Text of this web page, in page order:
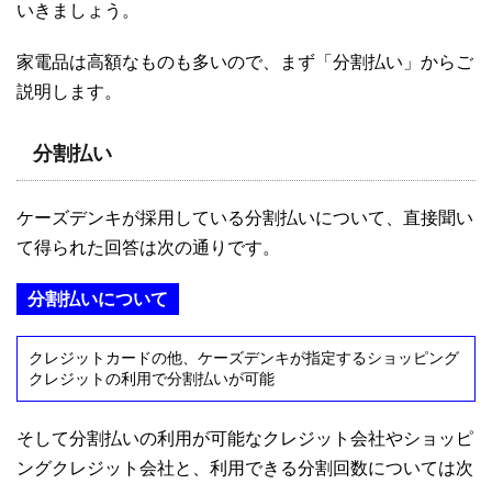
いきましょう。
家電品は高額なものも多いので、まず「分割払い」からご
説明します。
分割払い
ケーズデンキが採用している分割払いについて、直接聞い
て得られた回答は次の通りです。
分割払いについて
クレジットカードの他、ケーズデンキが指定するショッピング
クレジットの利用で分割払いが可能
そして分割払いの利用が可能なクレジット会社やショッピ
ングクレジット会社と、利用できる分割回数については次